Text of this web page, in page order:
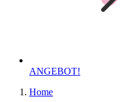
ANGEBOT!
Home